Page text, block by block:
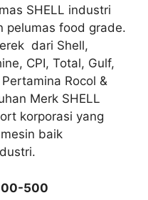
SHELL industri
pelumas food grade.
dari Shell,
CPI, Total, Gulf,
Rocol &
Merk SHELL
korporasi yang
baik
500